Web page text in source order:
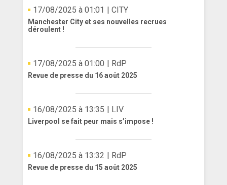
17/08/2025 à 01:01 | CITY
Manchester City et ses nouvelles recrues
déroulent !
17/08/2025 à 01:00 | RdP
Revue de presse du 16 août 2025
16/08/2025 à 13:35 | LIV
Liverpool se fait peur mais s’impose !
16/08/2025 à 13:32 | RdP
Revue de presse du 15 août 2025